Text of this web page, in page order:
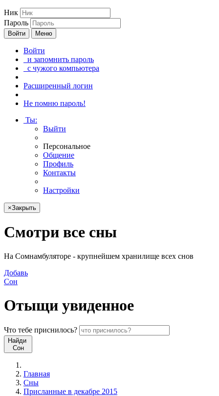
Ник
Пароль
Войти Меню
Войти
и запомнить пароль
с чужого компьютера
Расширенный логин
Не помню пароль!
Ты:
Выйти
Персональное
Общение
Профиль
Контакты
Настройки
×Закрыть
Смотри все сны
На Сомнамбуляторе - крупнейшем хранилище всех снов
Добавь
Сон
Отыщи увиденное
Что тебе приснилось?
Найди
Сон
Главная
Сны
Присланные в декабре 2015